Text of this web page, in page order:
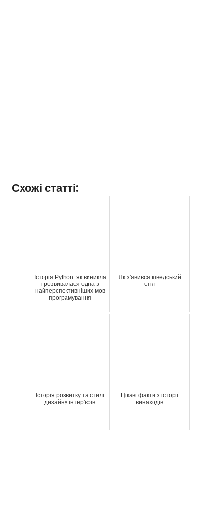
Схожі статті:
Історія Python: як виникла
і розвивалася одна з
найперспективніших мов
програмування
Як з’явився шведський
стіл
Історія розвитку та стилі
дизайну інтер'єрів
Цікаві факти з історії
винаходів